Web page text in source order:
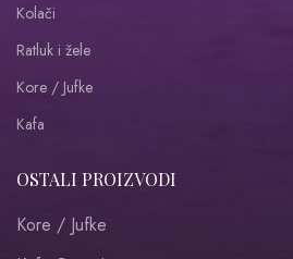
Kolači
Ratluk i žele
Kore / Jufke
Kafa
OSTALI PROIZVODI
Kore / Jufke